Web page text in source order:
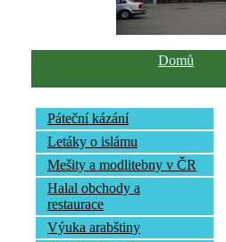
Domů
Páteční kázání
Letáky o islámu
Mešity a modlitebny v ČR
Halal obchody a
restaurace
Výuka arabštiny